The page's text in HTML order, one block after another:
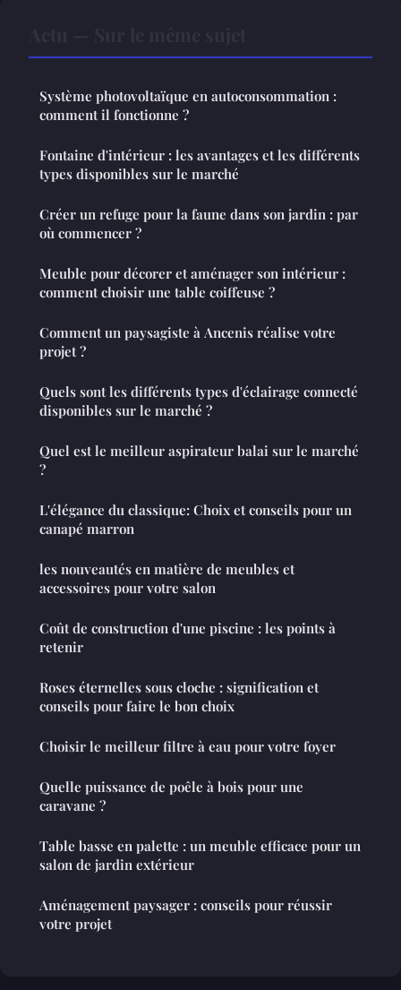
Système photovoltaïque en autoconsommation :
comment il fonctionne ?
Fontaine d'intérieur : les avantages et les différents
types disponibles sur le marché
Créer un refuge pour la faune dans son jardin : par
où commencer ?
Meuble pour décorer et aménager son intérieur :
comment choisir une table coiffeuse ?
Comment un paysagiste à Ancenis réalise votre
projet ?
Quels sont les différents types d'éclairage connecté
disponibles sur le marché ?
Quel est le meilleur aspirateur balai sur le marché
?
L'élégance du classique: Choix et conseils pour un
canapé marron
les nouveautés en matière de meubles et
accessoires pour votre salon
Coût de construction d'une piscine : les points à
retenir
Roses éternelles sous cloche : signification et
conseils pour faire le bon choix
Choisir le meilleur filtre à eau pour votre foyer
Quelle puissance de poêle à bois pour une
caravane ?
Table basse en palette : un meuble efficace pour un
salon de jardin extérieur
Aménagement paysager : conseils pour réussir
votre projet